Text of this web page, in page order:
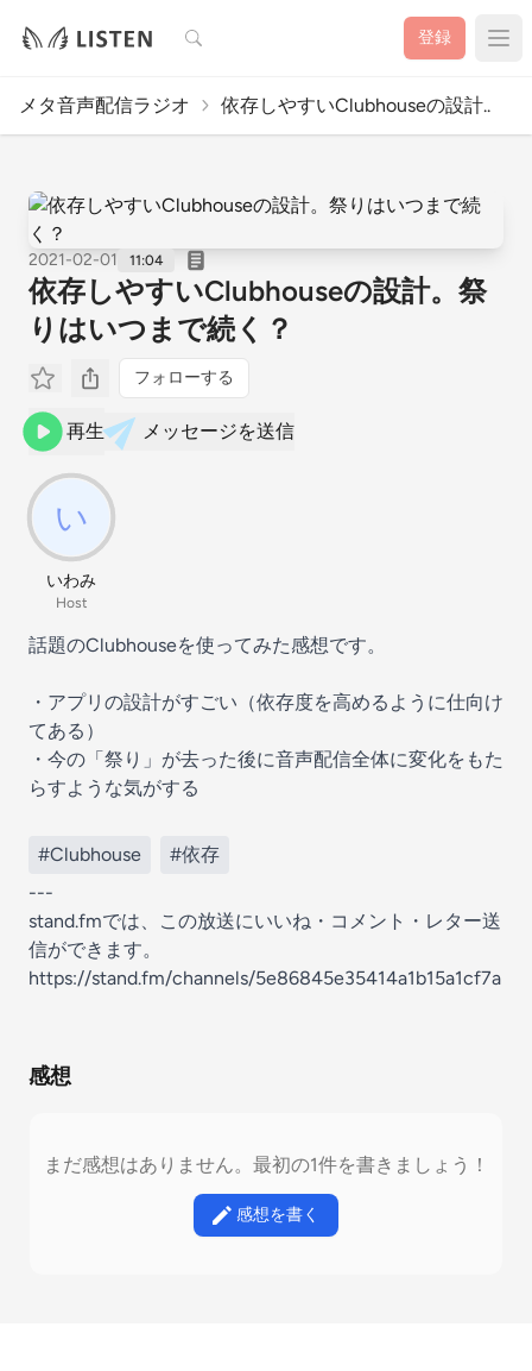
検索 登録
メタ音声配信ラジオ 依存しやすいClubhouseの設計..
2021-02-01 11:04
依存しやすいClubhouseの設計。祭
りはいつまで続く？
フォローする
再生 メッセージを送信
いわみ
Host
話題のClubhouseを使ってみた感想です。
・アプリの設計がすごい（依存度を高めるように仕向け
てある）
・今の「祭り」が去った後に音声配信全体に変化をもた
らすような気がする
#Clubhouse
#依存
---
stand.fmでは、この放送にいいね・コメント・レター送
信ができます。
https://stand.fm/channels/5e86845e35414a1b15a1cf7a
感想
まだ感想はありません。最初の1件を書きましょう！
感想を書く